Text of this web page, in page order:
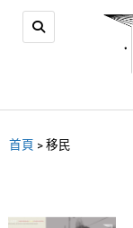
首頁 >移民